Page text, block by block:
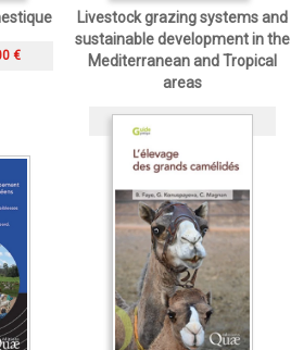
€
Livestock grazing systems and
sustainable development in the
Mediterranean and Tropical
areas